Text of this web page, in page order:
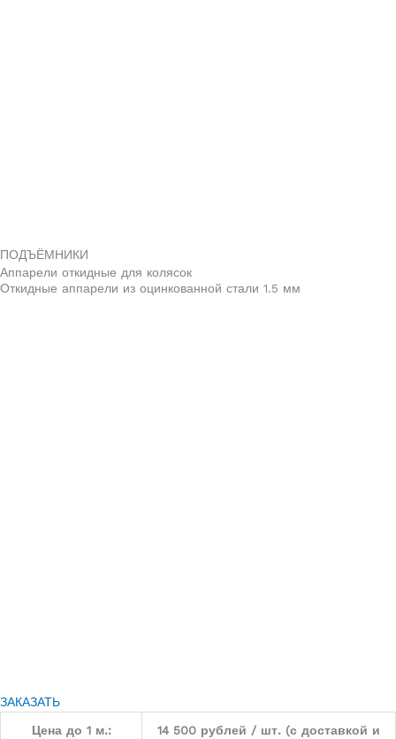
ПОДЪЁМНИКИ
Аппарели откидные для колясок
Откидные аппарели из оцинкованной стали 1.5 мм
ЗАКАЗАТЬ
Цена до 1 м.:
14 500 рублей / шт. (с доставкой и